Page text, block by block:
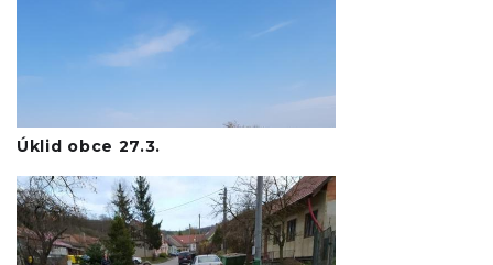
Úklid obce 27.3.